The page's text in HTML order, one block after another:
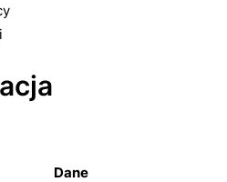
Dane